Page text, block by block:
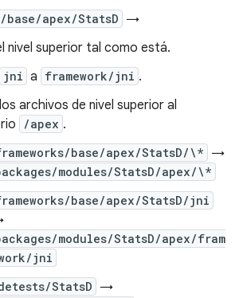
base/apex/StatsD →
nivel superior tal como está.
jni a framework/jni .
archivos de nivel superior al
/apex .
base/apex/StatsD/\* →
modules/StatsD/apex/\*
base/apex/StatsD/jni
modules/StatsD/apex/fram
jni
StatsD →